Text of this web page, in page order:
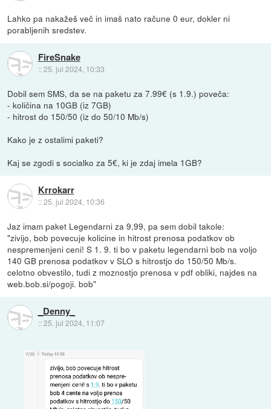
Lahko pa nakažeš več in imaš nato račune 0 eur, dokler ni
porabljenih sredstev.
FireSnake
::25. jul 2024, 10:33
Dobil sem SMS, da se na paketu za 7.99€ (s 1.9.) poveča:
- količina na 10GB (iz 7GB)
- hitrost do 150/50 (iz do 50/10 Mb/s)
Kako je z ostalimi paketi?
Kaj se zgodi s socialko za 5€, ki je zdaj imela 1GB?
Krrokarr
::25. jul 2024, 10:36
Jaz imam paket Legendarni za 9,99, pa sem dobil takole:
"zivijo, bob povecuje kolicine in hitrost prenosa podatkov ob
nespremenjeni ceni! S 1. 9. ti bo v paketu legendarni bob na voljo
140 GB prenosa podatkov v SLO s hitrostjo do 150/50 Mb/s.
celotno obvestilo, tudi z moznostjo prenosa v pdf obliki, najdes na
web.bob.si/pogoji. bob"
_Denny_
::25. jul 2024, 11:07